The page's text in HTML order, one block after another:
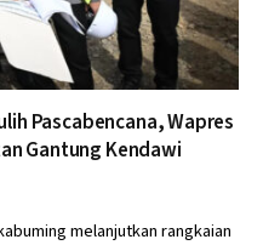
Pascabencana, Wapres
Gantung Kendawi
melanjutkan rangkaian